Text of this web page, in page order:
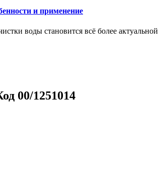
и применение
воды становится всё более актуальной
00/1251014